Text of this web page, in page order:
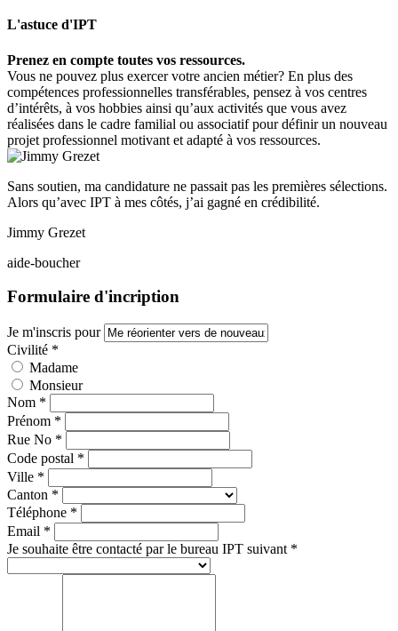
L'astuce d'IPT
Prenez en compte toutes vos ressources.
Vous ne pouvez plus exercer votre ancien métier? En plus des
compétences professionnelles transférables, pensez à vos centres
d’intérêts, à vos hobbies ainsi qu’aux activités que vous avez
réalisées dans le cadre familial ou associatif pour définir un nouveau
projet professionnel motivant et adapté à vos ressources.
Sans soutien, ma candidature ne passait pas les premières sélections.
Alors qu’avec IPT à mes côtés, j’ai gagné en crédibilité.
Jimmy Grezet
aide-boucher
Formulaire d'incription
Je m'inscris pour
Civilité *
Madame
Monsieur
Nom *
Prénom *
Rue No *
Code postal *
Ville *
Canton *
Téléphone *
Email *
Je souhaite être contacté par le bureau IPT suivant *